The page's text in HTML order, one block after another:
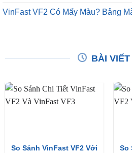
VinFast VF2 Có Mấy Màu? Bảng
BÀI VIẾT
So Sánh VinFast VF2 Với
So